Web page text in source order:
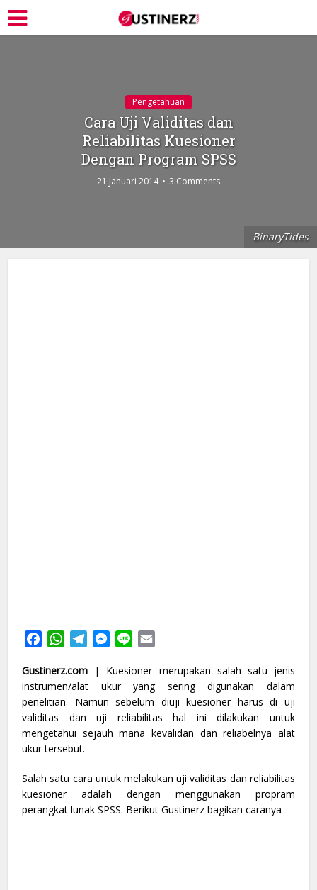
Pengetahuan
Cara Uji Validitas dan
Reliabilitas Kuesioner
Dengan Program SPSS
21 Januari 2014 3 Comments
BinaryTides
FacebookWhatsApp
TelegramMessenger
Line
Gustinerz.com | Kuesioner merupakan salah satu jenis
instrumen/alat ukur yang sering digunakan dalam
penelitian. Namun sebelum diuji kuesioner harus di uji
validitas dan uji reliabilitas hal ini dilakukan untuk
mengetahui sejauh mana kevalidan dan reliabelnya alat
ukur tersebut.
Salah satu cara untuk melakukan uji validitas dan reliabilitas
kuesioner adalah dengan menggunakan propram
perangkat lunak SPSS. Berikut Gustinerz bagikan caranya